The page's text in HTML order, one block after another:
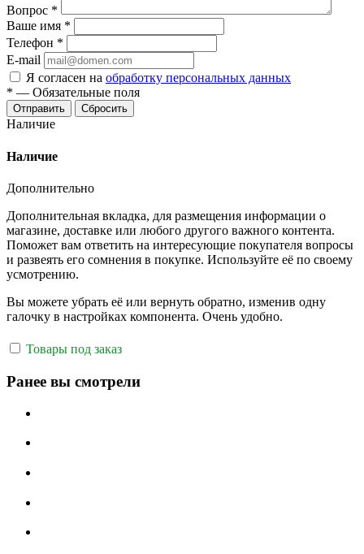
Вопрос *
Ваше имя *
Телефон *
E-mail
Я согласен на обработку персональных данных
* — Обязательные поля
Отправить Сбросить
Наличие
Наличие
Дополнительно
Дополнительная вкладка, для размещения информации о
магазине, доставке или любого другого важного контента.
Поможет вам ответить на интересующие покупателя вопросы
и развеять его сомнения в покупке. Используйте её по своему
усмотрению.
Вы можете убрать её или вернуть обратно, изменив одну
галочку в настройках компонента. Очень удобно.
Товары под заказ
Ранее вы смотрели